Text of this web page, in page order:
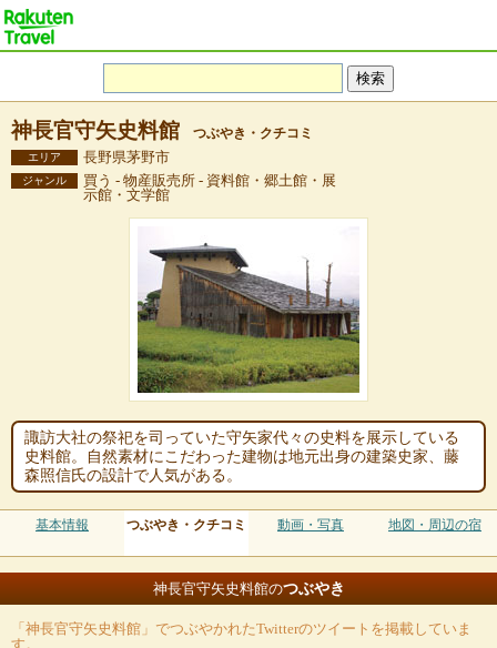
神長官守矢史料館 つぶやき・クチコミ
エリア 長野県茅野市
ジャンル
買う - 物産販売所 - 資料館・郷土館・展
示館・文学館
諏訪大社の祭祀を司っていた守矢家代々の史料を展示している
史料館。自然素材にこだわった建物は地元出身の建築史家、藤
森照信氏の設計で人気がある。
基本情報 つぶやき・クチコミ 動画・写真 地図・周辺の宿
神長官守矢史料館のつぶやき
「神長官守矢史料館」でつぶやかれたTwitterのツイートを掲載していま
す。